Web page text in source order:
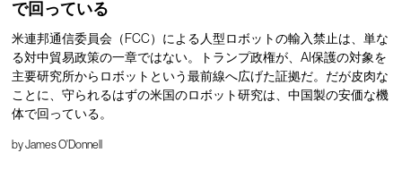
で回っている
米連邦通信委員会（FCC）による人型ロボットの輸入禁止は、単な
る対中貿易政策の一章ではない。トランプ政権が、AI保護の対象を
主要研究所からロボットという最前線へ広げた証拠だ。だが皮肉な
ことに、守られるはずの米国のロボット研究は、中国製の安価な機
体で回っている。
byJames O'Donnell